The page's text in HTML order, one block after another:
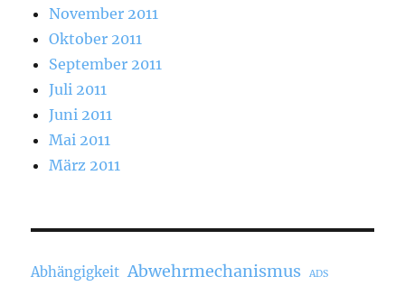
November 2011
Oktober 2011
September 2011
Juli 2011
Juni 2011
Mai 2011
März 2011
Abhängigkeit Abwehrmechanismus ADS